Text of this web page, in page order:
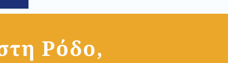
Ρόδο,